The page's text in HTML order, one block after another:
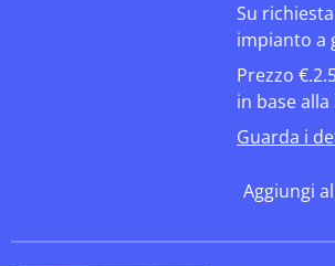
Su
impianto a
Prezzo
in base
Guarda i
Aggiungi